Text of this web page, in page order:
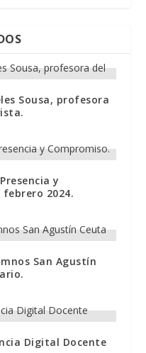
Sousa, profesora
y
febrero 2024.
San Agustín
Digital Docente